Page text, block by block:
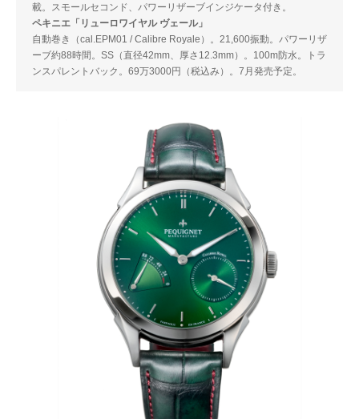
載。スモールセコンド、パワーリザーブインジケータ付き。
ペキニエ「リューロワイヤル ヴェール」
自動巻き（cal.EPM01 / Calibre Royale）。21,600振動。パワーリザ
ーブ約88時間。SS（直径42mm、厚さ12.3mm）。100m防水。トラ
ンスパレントバック。69万3000円（税込み）。7月発売予定。